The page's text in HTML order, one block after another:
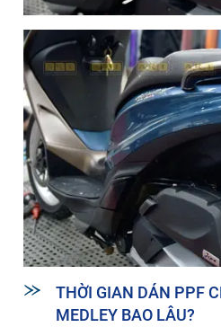
THỜI GIAN DÁN PPF
MEDLEY BAO LÂU?